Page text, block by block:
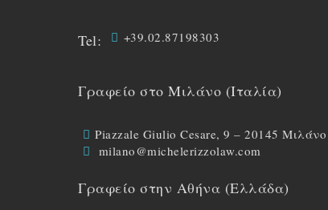
Tel: +39.02.87198303
Γραφείο στο Μιλάνο (Ιταλία)
Piazzale Giulio Cesare, 9 – 20145 Μιλάνο
milano@michelerizzolaw.com
Γραφείο στην Αθήνα (Ελλάδα)